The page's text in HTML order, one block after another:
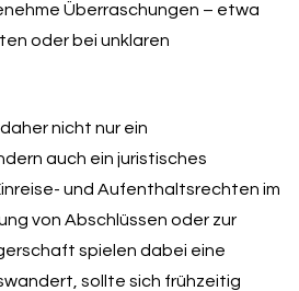
Überraschungen – etwa
oder bei unklaren
nicht nur ein
auch ein juristisches
und Aufenthaltsrechten im
von Abschlüssen oder zur
spielen dabei eine
sollte sich frühzeitig